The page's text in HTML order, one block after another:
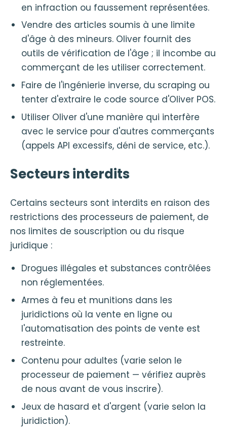
en infraction ou faussement représentées.
Vendre des articles soumis à une limite
d'âge à des mineurs. Oliver fournit des
outils de vérification de l'âge ; il incombe au
commerçant de les utiliser correctement.
Faire de l'ingénierie inverse, du scraping ou
tenter d'extraire le code source d'Oliver POS.
Utiliser Oliver d'une manière qui interfère
avec le service pour d'autres commerçants
(appels API excessifs, déni de service, etc.).
Secteurs interdits
Certains secteurs sont interdits en raison des
restrictions des processeurs de paiement, de
nos limites de souscription ou du risque
juridique :
Drogues illégales et substances contrôlées
non réglementées.
Armes à feu et munitions dans les
juridictions où la vente en ligne ou
l'automatisation des points de vente est
restreinte.
Contenu pour adultes (varie selon le
processeur de paiement — vérifiez auprès
de nous avant de vous inscrire).
Jeux de hasard et d'argent (varie selon la
juridiction).